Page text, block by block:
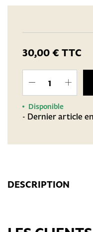
30,00 € TTC
Disponible
- Dernier article
DESCRIPTION